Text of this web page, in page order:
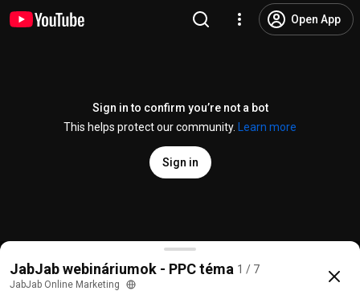
Open App
Sign in to confirm you’re not a bot
This helps protect our community.
Learn more
Sign in
Hirdessek-e a saját nevemre [Webinárium felvétel]
@jabjabonlinemarketing 2 likes more
JabJab webináriumok - PPC téma 1 / 7
JabJab Online Marketing